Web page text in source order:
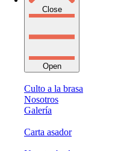
Close
Open
Culto a la brasa
Nosotros
Galería
Carta asador